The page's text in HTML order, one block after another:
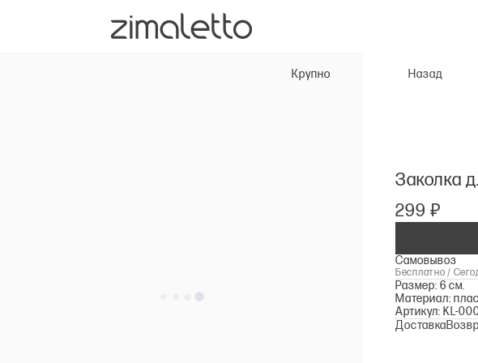
Крупно Назад
Заколка
299 ₽
Самовывоз
Бесплатно /
Размер: 6 см.
Материал:
Артикул: KL-
Доставка